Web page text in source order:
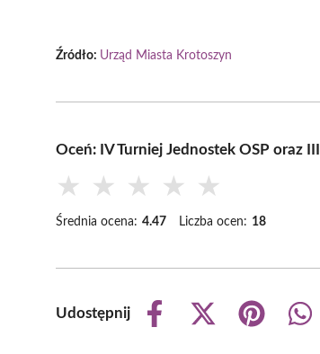
Źródło: Urząd Miasta Krotoszyn
Oceń: IV Turniej Jednostek OSP oraz
★ ★ ★ ★ ★
Średnia ocena: 4.47 Liczba ocen: 18
Udostępnij
Share
Share
Share